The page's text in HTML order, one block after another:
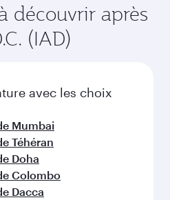
découvrir après
(IAD)
avec les choix
Mumbai
Téhéran
Doha
Colombo
Dacca